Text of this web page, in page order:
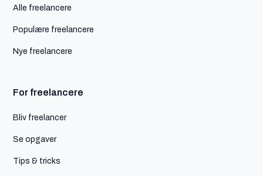
Alle freelancere
Populære freelancere
Nye freelancere
For freelancere
Bliv freelancer
Se opgaver
Tips & tricks